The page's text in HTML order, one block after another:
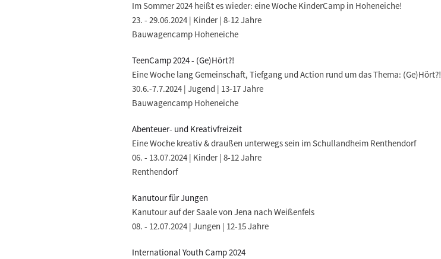
Im Sommer 2024 heißt es wieder: eine Woche KinderCamp in Hoheneiche!
23. - 29.06.2024 | Kinder | 8-12 Jahre
Bauwagencamp Hoheneiche
TeenCamp 2024 - (Ge)Hört?!
Eine Woche lang Gemeinschaft, Tiefgang und Action rund um das Thema: (Ge)Hört?!
30.6.-7.7.2024 | Jugend | 13-17 Jahre
Bauwagencamp Hoheneiche
Abenteuer- und Kreativfreizeit
Eine Woche kreativ & draußen unterwegs sein im Schullandheim Renthendorf
06. - 13.07.2024 | Kinder | 8-12 Jahre
Renthendorf
Kanutour für Jungen
Kanutour auf der Saale von Jena nach Weißenfels
08. - 12.07.2024 | Jungen | 12-15 Jahre
International Youth Camp 2024